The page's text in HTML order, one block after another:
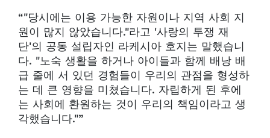
“"당시에는 이용 가능한 자원이나 지역 사회 지
원이 많지 않았습니다."라고 '사랑의 투쟁 재
단'의 공동 설립자인 라케시아 호지는 말했습니
다. "노숙 생활을 하거나 아이들과 함께 배낭 배
급 줄에 서 있던 경험들이 우리의 관점을 형성하
는 데 큰 영향을 미쳤습니다. 자립하게 된 후에
는 사회에 환원하는 것이 우리의 책임이라고 생
각했습니다."”